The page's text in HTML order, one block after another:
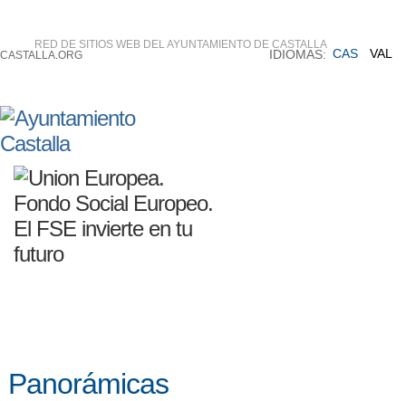
CASTALLA.ORG
RED DE SITIOS WEB DEL AYUNTAMIENTO DE CASTALLA
IDIOMAS: CAS VAL
Panorámicas